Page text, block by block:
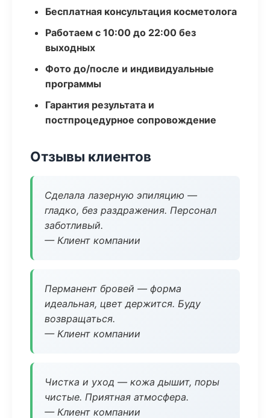
Бесплатная консультация косметолога
Работаем с 10:00 до 22:00 без
выходных
Фото до/после и индивидуальные
программы
Гарантия результата и
постпроцедурное сопровождение
Отзывы клиентов
Сделала лазерную эпиляцию —
гладко, без раздражения. Персонал
заботливый.
— Клиент компании
Перманент бровей — форма
идеальная, цвет держится. Буду
возвращаться.
— Клиент компании
Чистка и уход — кожа дышит, поры
чистые. Приятная атмосфера.
— Клиент компании